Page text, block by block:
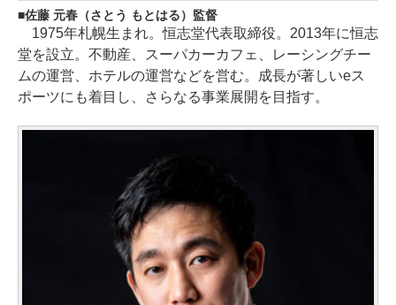
佐藤 元春（さとう もとはる）監督
1975年札幌生まれ。恒志堂代表取締役。2013年に恒志
堂を設立。不動産、スーパカーカフェ、レーシングチー
ムの運営、ホテルの運営などを営む。成長が著しいeス
ポーツにも着目し、さらなる事業展開を目指す。